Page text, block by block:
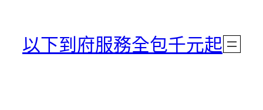
以下到府服務全包千元起